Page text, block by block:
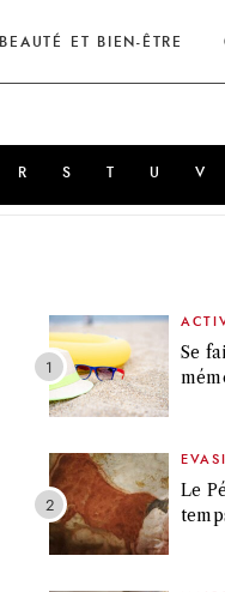
BEAUTÉ ET BIEN-ÊTRE
R S T U V
Se
Le